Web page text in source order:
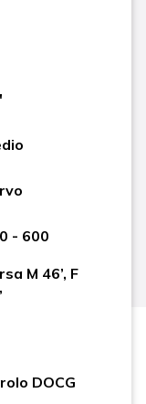
- 600
M 46’, F
DOCG